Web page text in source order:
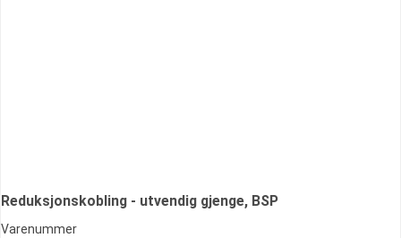
Reduksjonskobling - utvendig gjenge, BSP
Varenummer